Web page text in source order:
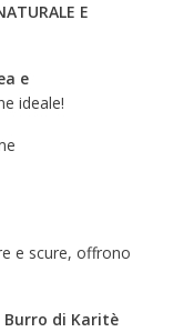
E
e
ideale!
e scure, offrono
Burro di Karitè